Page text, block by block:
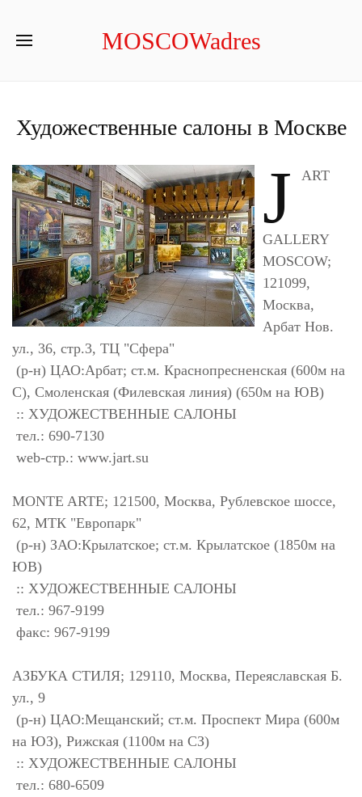
MOSCOWadres
Художественные салоны в Москве
J ART
GALLERY
MOSCOW;
121099,
Москва,
Арбат Нов.
ул., 36, стр.3, ТЦ "Сфера"
(р-н) ЦАО:Арбат; ст.м. Краснопресненская (600м на
С), Смоленская (Филевская линия) (650м на ЮВ)
:: ХУДОЖЕСТВЕННЫЕ САЛОНЫ
тел.: 690-7130
web-стр.: www.jart.su
MONTE ARTE; 121500, Москва, Рублевское шоссе,
62, МТК "Европарк"
(р-н) ЗАО:Крылатское; ст.м. Крылатское (1850м на
ЮВ)
:: ХУДОЖЕСТВЕННЫЕ САЛОНЫ
тел.: 967-9199
факс: 967-9199
АЗБУКА СТИЛЯ; 129110, Москва, Переяславская Б.
ул., 9
(р-н) ЦАО:Мещанский; ст.м. Проспект Мира (600м
на ЮЗ), Рижская (1100м на СЗ)
:: ХУДОЖЕСТВЕННЫЕ САЛОНЫ
тел.: 680-6509